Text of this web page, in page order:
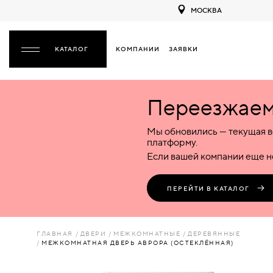
МОСКВА
КОМПАНИИ ЗАЯВКИ
НАЗАД
ПЛАСТИКОВЫЕ
КОМБИНИРОВАННЫЕ
ЛЮКИ
Межкомнатные
Деревянные
Пластиковые
Комбинированные
Входные
Металлические
Пластиковые
Стеклянные
Комбинированные
Специализированные
Металлические
Пластиковые
Стеклянные
Комбинированные
Мы обновились — текущая
платформу.
Если вашей компании еще
ПЕРЕЙТИ В КАТАЛОГ
ГЛАВНАЯ ДВЕРИ МЕЖКОМНАТНЫЕ
ДЕРЕВЯННЫЕ
МЕЖКОМНАТНАЯ ДВЕРЬ АВРОРА (ОСТЕКЛЁННАЯ)